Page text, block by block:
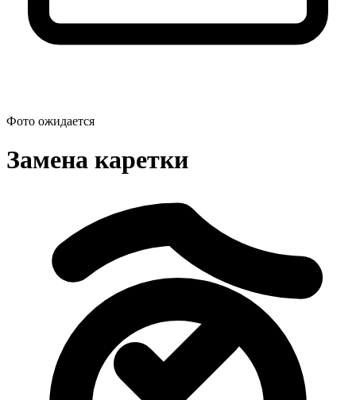
Фото ожидается
Замена каретки